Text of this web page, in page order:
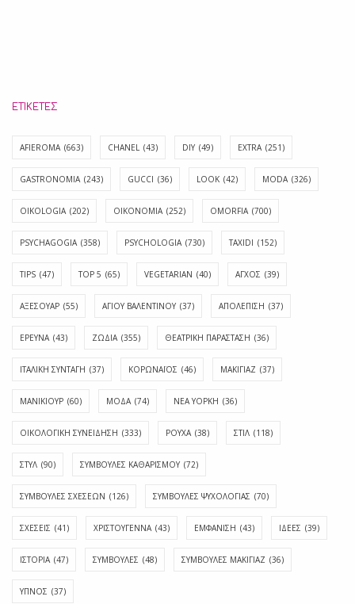
ΕΤΙΚΈΤΕΣ
AFIEROMA (663) CHANEL (43) DIY (49) EXTRA (251)
GASTRONOMIA (243) GUCCI (36) LOOK (42) MODA (326)
OIKOLOGIA (202) OIKONOMIA (252) OMORFIA (700)
PSYCHAGOGIA (358) PSYCHOLOGIA (730) TAXIDI (152)
TIPS (47) TOP 5 (65) VEGETARIAN (40) ΑΓΧΟΣ (39)
ΑΞΕΣΟΥΑΡ (55) ΑΓΊΟΥ ΒΑΛΕΝΤΊΝΟΥ (37) ΑΠΟΛΈΠΙΣΗ (37)
ΕΡΕΥΝΑ (43) ΖΩΔΙΑ (355) ΘΕΑΤΡΙΚΗ ΠΑΡΑΣΤΑΣΗ (36)
ΙΤΑΛΙΚΗ ΣΥΝΤΑΓΗ (37) ΚΟΡΩΝΑΪΟΣ (46) ΜΑΚΙΓΙΑΖ (37)
ΜΑΝΙΚΙΟΥΡ (60) ΜΟΔΑ (74) ΝΕΑ ΥΟΡΚΗ (36)
ΟΙΚΟΛΟΓΙΚΗ ΣΥΝΕΙΔΗΣΗ (333) ΡΟΥΧΑ (38) ΣΤΙΛ (118)
ΣΤΥΛ (90) ΣΥΜΒΟΥΛΕΣ ΚΑΘΑΡΙΣΜΟΥ (72)
ΣΥΜΒΟΥΛΕΣ ΣΧΕΣΕΩΝ (126) ΣΥΜΒΟΥΛΕΣ ΨΥΧΟΛΟΓΙΑΣ (70)
ΣΧΕΣΕΙΣ (41) ΧΡΙΣΤΟΥΓΕΝΝΑ (43) ΕΜΦΆΝΙΣΗ (43) ΙΔΈΕΣ (39)
ΙΣΤΟΡΊΑ (47) ΣΥΜΒΟΥΛΈΣ (48) ΣΥΜΒΟΥΛΈΣ ΜΑΚΙΓΙΆΖ (36)
ΎΠΝΟΣ (37)